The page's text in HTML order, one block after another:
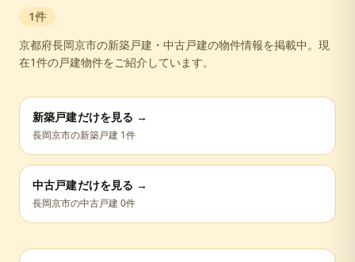
1件
京都府長岡京市の新築戸建・中古戸建の物件情報を掲載中。 現
在1件の戸建物件をご紹介しています。
新築戸建だけを見る →
長岡京市の新築戸建 1件
中古戸建だけを見る →
長岡京市の中古戸建0件